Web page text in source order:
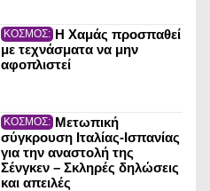
ΚΟΣΜΟΣ: Η Χαμάς προσπαθεί
με τεχνάσματα να μην
αφοπλιστεί
ΚΟΣΜΟΣ: Μετωπική
σύγκρουση Ιταλίας-Ισπανίας
για την αναστολή της
Σένγκεν – Σκληρές δηλώσεις
και απειλές